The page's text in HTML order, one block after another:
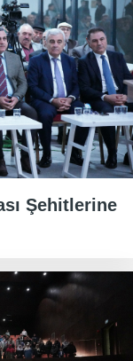
Şehitlerine